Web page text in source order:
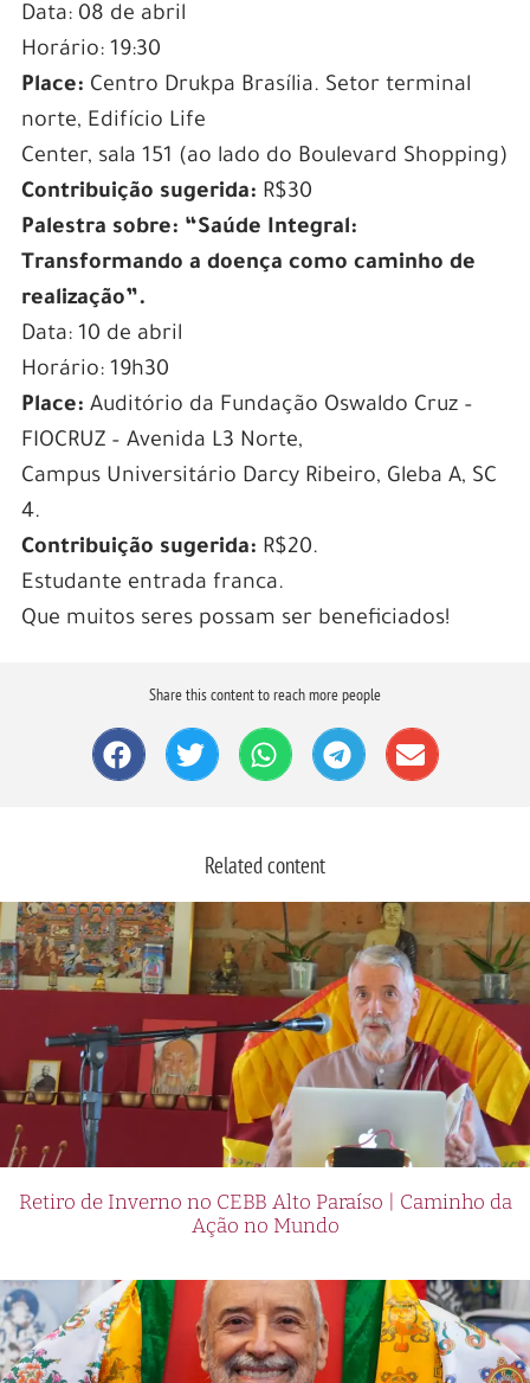
Data: 08 de abril
Horário: 19:30
Place: Centro Drukpa Brasília. Setor terminal
norte, Edifício Life
Center, sala 151 (ao lado do Boulevard Shopping)
Contribuição sugerida: R$30
Palestra sobre: “Saúde Integral:
Transformando a doença como caminho de
realização”.
Data: 10 de abril
Horário: 19h30
Place: Auditório da Fundação Oswaldo Cruz –
FIOCRUZ – Avenida L3 Norte,
Campus Universitário Darcy Ribeiro, Gleba A, SC
4.
Contribuição sugerida: R$20.
Estudante entrada franca.
Que muitos seres possam ser beneficiados!
Share this content to reach more people
Related content
Retiro de Inverno no CEBB Alto Paraíso | Caminho da
Ação no Mundo